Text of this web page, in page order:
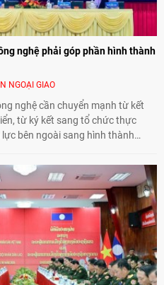
nghệ phải góp phần hình thành
NGOẠI GIAO
nghệ cần chuyển mạnh từ kết
từ ký kết sang tổ chức thực
bên ngoài sang hình thành
chuyển đổi số trở thành động lực